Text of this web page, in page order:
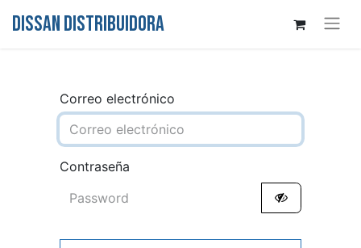
DISSAN DISTRIBUIDORA
Correo electrónico
Contraseña